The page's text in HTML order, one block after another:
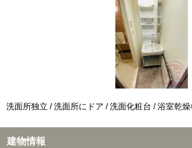
洗面所独立 / 洗面所にドア / 洗面化粧台 / 浴室乾
建物情報